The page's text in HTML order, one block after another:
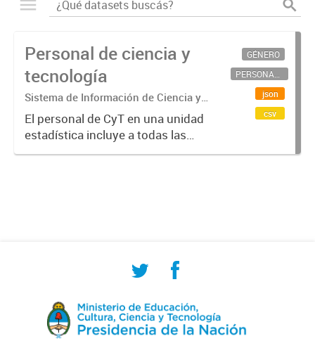
Personal de ciencia y
tecnología
Sistema de Información de Ciencia y
Tecnología Argentino (SICYTAR)
El personal de CyT en una unidad
estadística incluye a todas las
personas involucradas
GÉNERO
PERSONAL CIENTÍFICO-TECNOLÓGICO
json
csv